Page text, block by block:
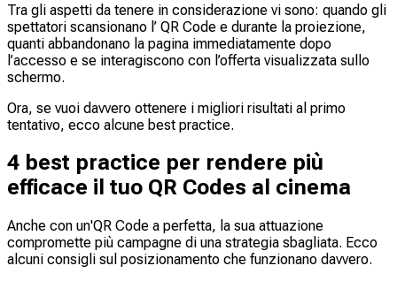
Tra gli aspetti da tenere in considerazione vi sono: quando gli
spettatori scansionano l’ QR Code e durante la proiezione,
quanti abbandonano la pagina immediatamente dopo
l’accesso e se interagiscono con l’offerta visualizzata sullo
schermo.
Ora, se vuoi davvero ottenere i migliori risultati al primo
tentativo, ecco alcune best practice.
4 best practice per rendere più
efficace il tuo QR Codes al cinema
Anche con un'QR Code a perfetta, la sua attuazione
compromette più campagne di una strategia sbagliata. Ecco
alcuni consigli sul posizionamento che funzionano davvero.